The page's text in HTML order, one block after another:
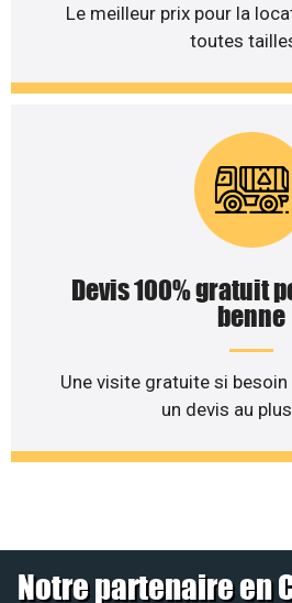
Le meilleur prix pour la
toutes
Devis 100% gratuit
benne
Une visite gratuite si
un devis au
Notre partenaire en